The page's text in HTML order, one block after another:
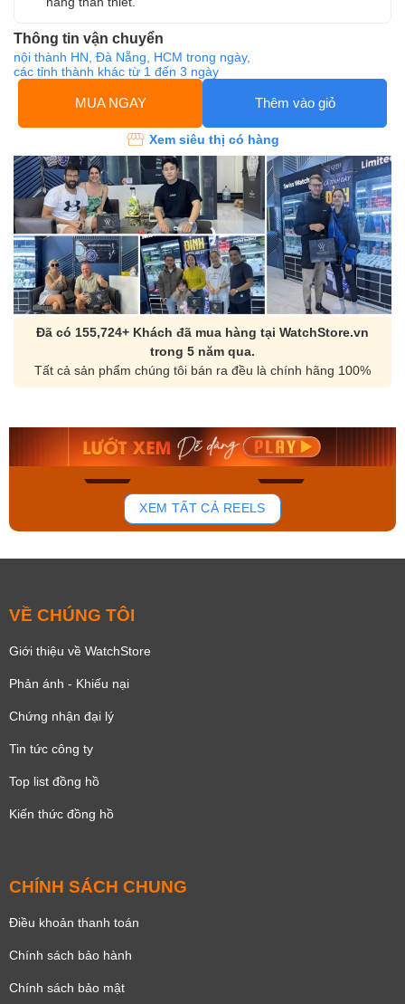
Thông tin vận chuyển
nội thành HN, Đà Nẵng, HCM trong ngày,
các tỉnh thành khác từ 1 đến 3 ngày
MUA NGAY Thêm vào giỏ
Xem siêu thị có hàng
Đã có 155,724+ Khách đã mua hàng tại WatchStore.vn
trong 5 năm qua.
Tất cả sản phẩm chúng tôi bán ra đều là chính hãng 100%
150
Orient Nam RA-
Mua ngay
Casio Nam MTS-
Mua ngay
XEM TẤT CẢ REELS
VỀ CHÚNG TÔI
Giới thiệu về WatchStore
Phản ánh - Khiếu nại
Chứng nhận đại lý
Tin tức công ty
Top list đồng hồ
Kiến thức đồng hồ
CHÍNH SÁCH CHUNG
Điều khoản thanh toán
Chính sách bảo hành
Chính sách bảo mật